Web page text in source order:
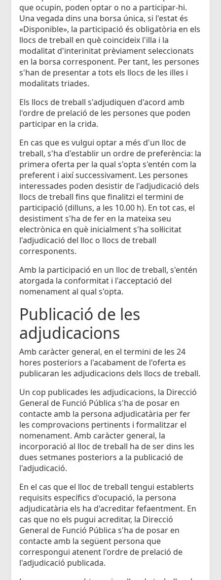
que ocupin, poden optar o no a participar-hi.
Una vegada dins una borsa única, si l'estat és
«Disponible», la participació és obligatòria en els
llocs de treball en què coincideix l'illa i la
modalitat d'interinitat prèviament seleccionats
en la borsa corresponent. Per tant, les persones
s'han de presentar a tots els llocs de les illes i
modalitats triades.
Els llocs de treball s'adjudiquen d'acord amb
l'ordre de prelació de les persones que poden
participar en la crida.
En cas que es vulgui optar a més d'un lloc de
treball, s'ha d'establir un ordre de preferència: la
primera oferta per la qual s'opta s'entén com la
preferent i així successivament. Les persones
interessades poden desistir de l'adjudicació dels
llocs de treball fins que finalitzi el termini de
participació (dilluns, a les 10.00 h). En tot cas, el
desistiment s'ha de fer en la mateixa seu
electrònica en què inicialment s'ha sol·licitat
l'adjudicació del lloc o llocs de treball
corresponents.
Amb la participació en un lloc de treball, s'entén
atorgada la conformitat i l'acceptació del
nomenament al qual s'opta.
Publicació de les
adjudicacions
Amb caràcter general, en el termini de les 24
hores posteriors a l'acabament de l'oferta es
publicaran les adjudicacions dels llocs de treball.
Un cop publicades les adjudicacions, la Direcció
General de Funció Pública s'ha de posar en
contacte amb la persona adjudicatària per fer
les comprovacions pertinents i formalitzar el
nomenament. Amb caràcter general, la
incorporació al lloc de treball ha de ser dins les
dues setmanes posteriors a la publicació de
l'adjudicació.
En el cas que el lloc de treball tengui establerts
requisits específics d'ocupació, la persona
adjudicatària els ha d'acreditar fefaentment. En
cas que no els pugui acreditar, la Direcció
General de Funció Pública s'ha de posar en
contacte amb la següent persona que
correspongui atenent l'ordre de prelació de
l'adjudicació publicada.